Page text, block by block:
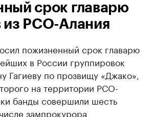
срок главарю
из РСО-Алания
пожизненный срок главарю
в России группировок
Гагиеву по прозвищу «Джако»,
на территории РСО-
банды совершили шесть
зампрокурора